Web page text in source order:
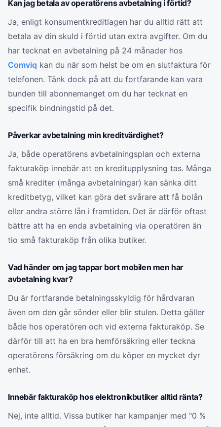
Kan jag betala av operatörens avbetalning i förtid?
Ja, enligt konsumentkreditlagen har du alltid rätt att
betala av din skuld i förtid utan extra avgifter. Om du
har tecknat en avbetalning på 24 månader hos
Comviq kan du när som helst be om en slutfaktura för
telefonen. Tänk dock på att du fortfarande kan vara
bunden till abonnemanget om du har tecknat en
specifik bindningstid på det.
Påverkar avbetalning min kreditvärdighet?
Ja, både operatörens avbetalningsplan och externa
fakturaköp innebär att en kreditupplysning tas. Många
små krediter (många avbetalningar) kan sänka ditt
kreditbetyg, vilket kan göra det svårare att få bolån
eller andra större lån i framtiden. Det är därför oftast
bättre att ha en enda avbetalning via operatören än
tio små fakturaköp från olika butiker.
Vad händer om jag tappar bort mobilen men har
avbetalning kvar?
Du är fortfarande betalningsskyldig för hårdvaran
även om den går sönder eller blir stulen. Detta gäller
både hos operatören och vid externa fakturaköp. Se
därför till att ha en bra hemförsäkring eller teckna
operatörens försäkring om du köper en mycket dyr
enhet.
Innebär fakturaköp hos elektronikbutiker alltid ränta?
Nej, inte alltid. Vissa butiker har kampanjer med "0 %